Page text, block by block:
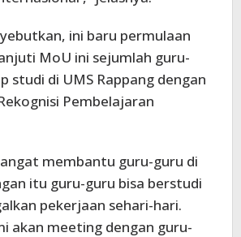
ini baru permulaan
MoU ini sejumlah guru-
studi di UMS Rappang dengan
Pembelajaran
membantu guru-guru di
itu guru-guru bisa berstudi
pekerjaan sehari-hari.
akan meeting dengan guru-